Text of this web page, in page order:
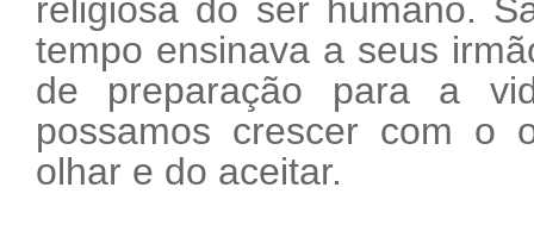
religiosa do ser humano.
tempo ensinava a seus
de preparação para a
possamos crescer com o
olhar e do aceitar.